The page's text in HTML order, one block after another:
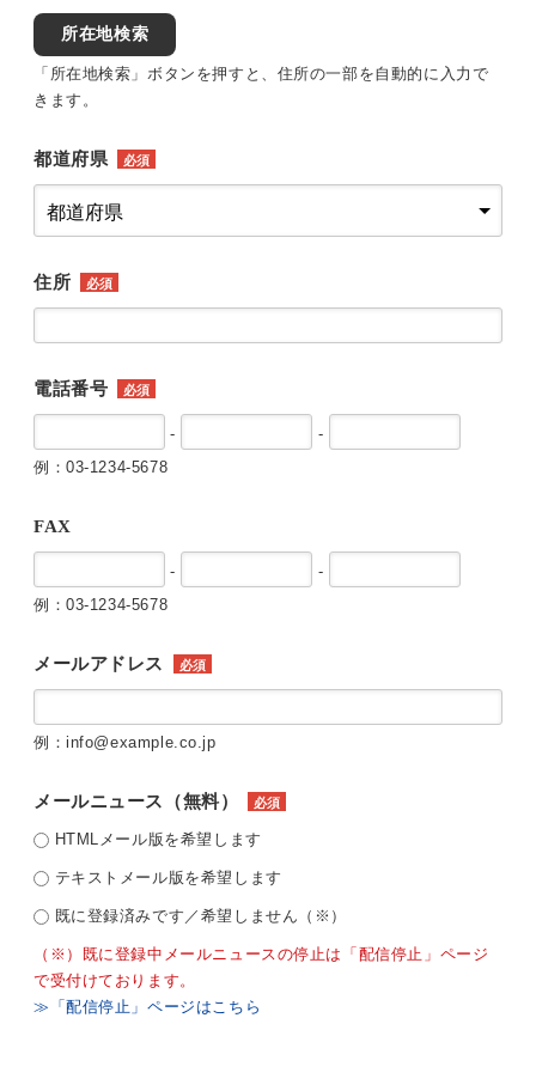
所在地検索
「所在地検索」ボタンを押すと、住所の一部を自動的に入力で
きます。
都道府県 必須
住所 必須
電話番号 必須
-
-
例：03-1234-5678
FAX
-
-
例：03-1234-5678
メールアドレス 必須
例：info@example.co.jp
メールニュース（無料） 必須
HTMLメール版を希望します
テキストメール版を希望します
既に登録済みです／希望しません（※）
（※）既に登録中メールニュースの停止は「配信停止」ページ
で受付けております。
≫「配信停止」ページはこちら